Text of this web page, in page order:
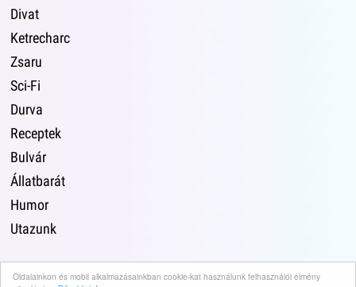
Oldalainkon és mobil alkalmazásainkban cookie-kat használunk felhasználói élmény
Divat
Ketrecharc
Zsaru
Sci-Fi
Durva
Receptek
Bulvár
Állatbarát
Humor
Utazunk